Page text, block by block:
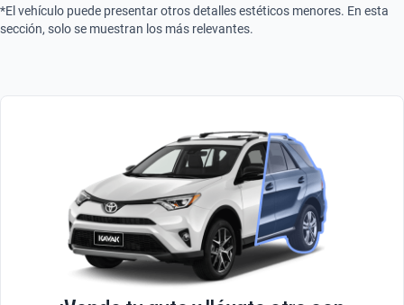
*El vehículo puede presentar otros detalles estéticos menores. En esta
sección, solo se muestran los más relevantes.